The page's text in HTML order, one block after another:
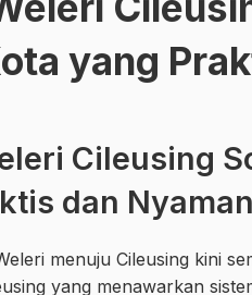
yang
Cileusing
dan Nyaman
menuju Cileusing kini
yang menawarkan